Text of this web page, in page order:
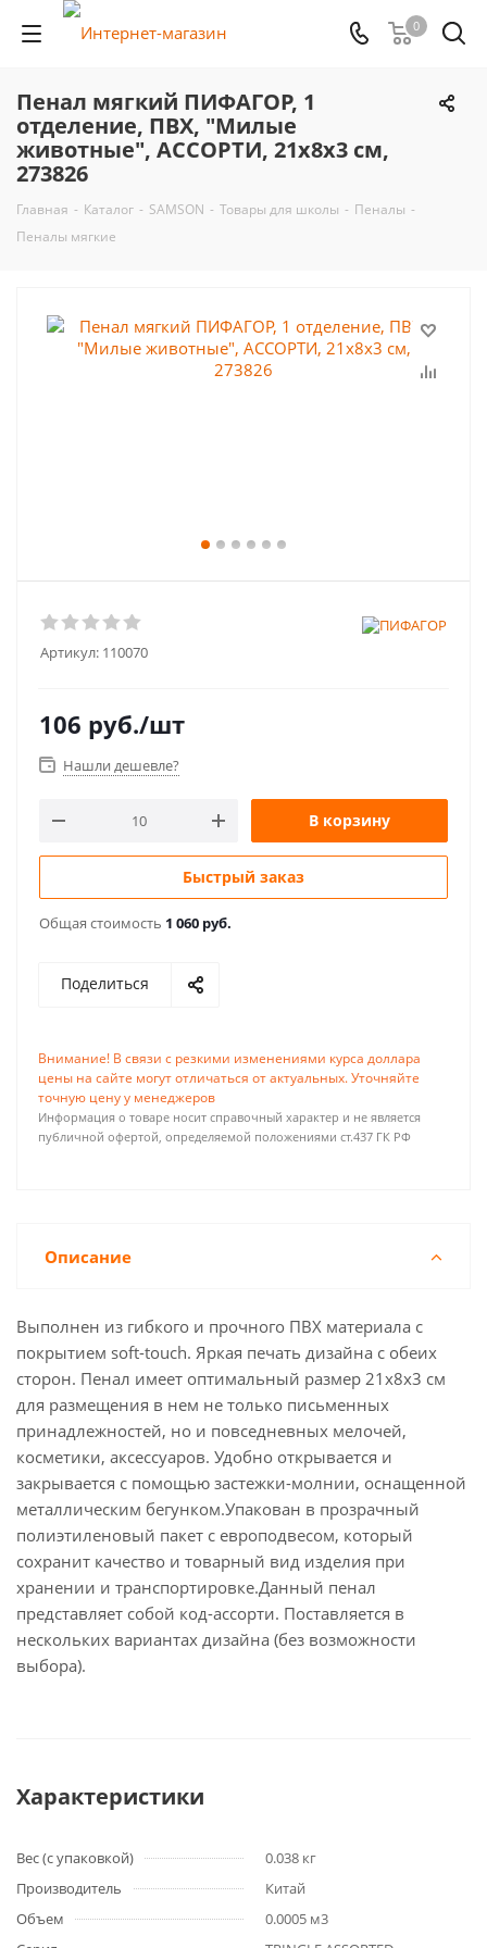
0
Пенал мягкий ПИФАГОР, 1
отделение, ПВХ, "Милые
животные", АССОРТИ, 21х8х3 см,
273826
Главная - Каталог - SAMSON - Товары для школы - Пеналы -
Пеналы мягкие
Артикул: 110070
106 руб./шт
Нашли дешевле?
В корзину
Быстрый заказ
Общая стоимость 1 060 руб.
Поделиться
Внимание! В связи с резкими изменениями курса доллара
цены на сайте могут отличаться от актуальных. Уточняйте
точную цену у менеджеров
Информация о товаре носит справочный характер и не является
публичной офертой, определяемой положениями ст.437 ГК РФ
Описание
Выполнен из гибкого и прочного ПВХ материала с
покрытием soft-touch. Яркая печать дизайна с обеих
сторон. Пенал имеет оптимальный размер 21х8х3 см
для размещения в нем не только письменных
принадлежностей, но и повседневных мелочей,
косметики, аксессуаров. Удобно открывается и
закрывается с помощью застежки-молнии, оснащенной
металлическим бегунком.Упакован в прозрачный
полиэтиленовый пакет с европодвесом, который
сохранит качество и товарный вид изделия при
хранении и транспортировке.Данный пенал
представляет собой код-ассорти. Поставляется в
нескольких вариантах дизайна (без возможности
выбора).
Характеристики
Вес (с упаковкой)
0.038 кг
Производитель
Китай
Объем
0.0005 м3